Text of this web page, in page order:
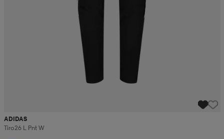
ADIDAS
Tiro26 L Pnt W